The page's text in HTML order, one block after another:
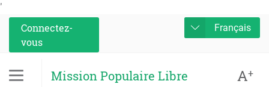
'
Connectez-
vous
Français
Mission Populaire Libre A+